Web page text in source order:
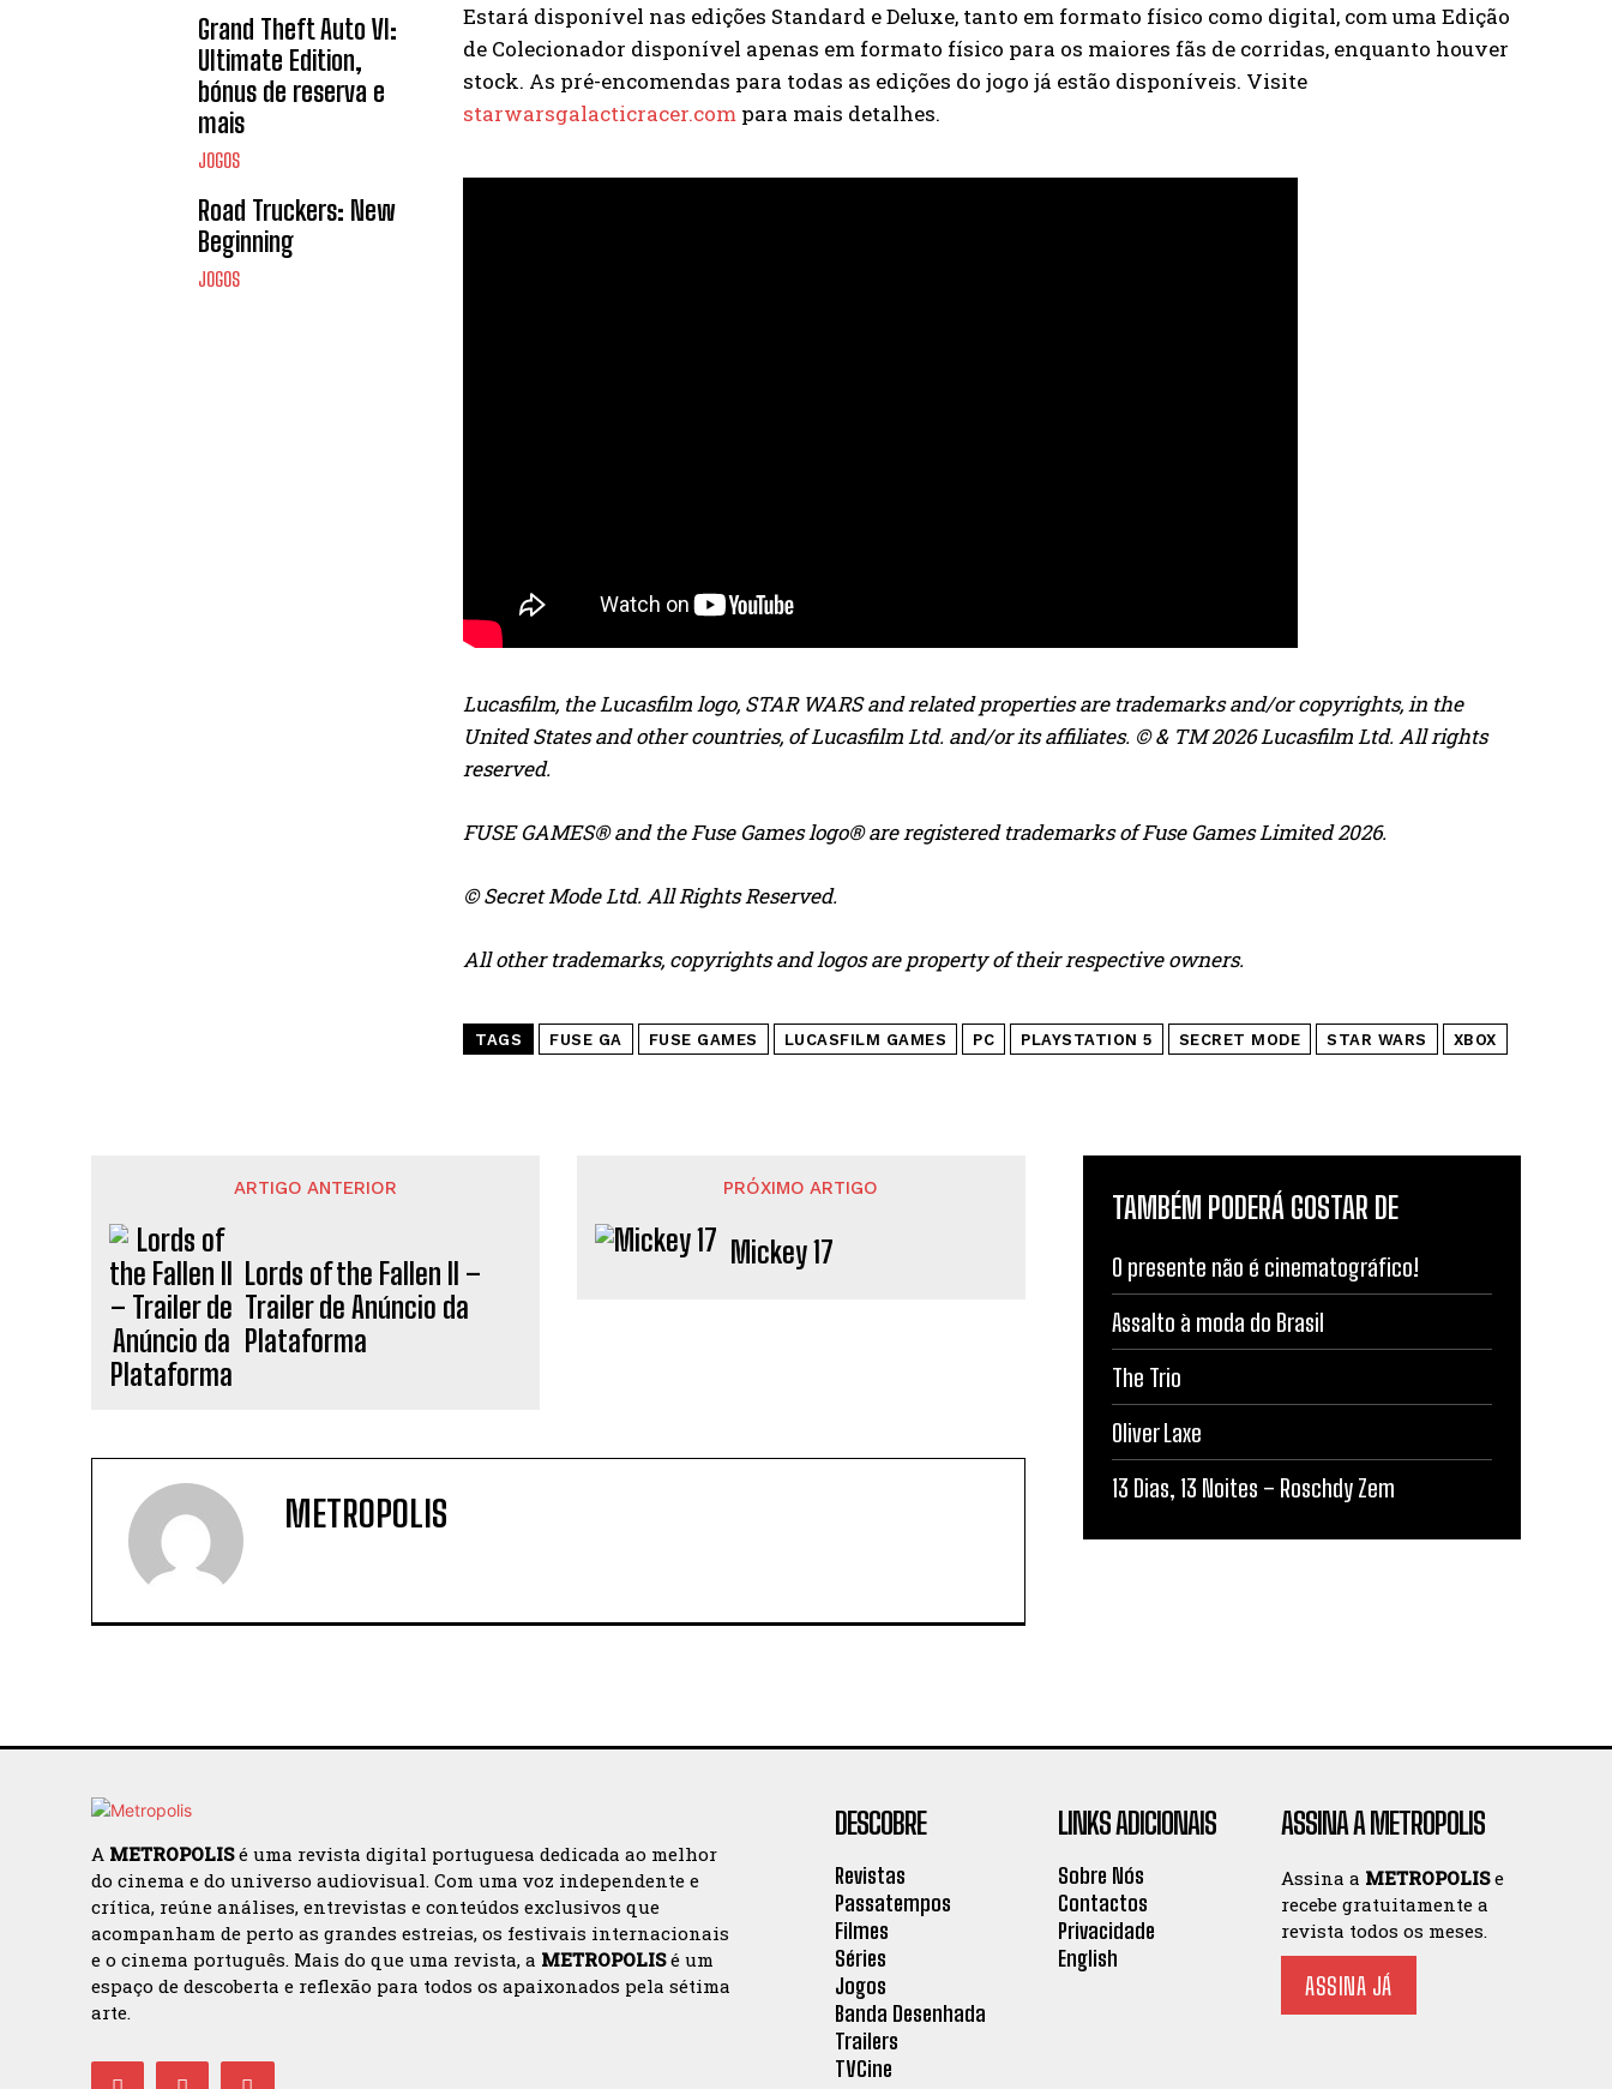
Grand Theft Auto VI:
Ultimate Edition,
bónus de reserva e
mais
JOGOS
Road Truckers: New
Beginning
JOGOS
Estará disponível nas edições Standard e Deluxe, tanto em formato físico como digital, com uma Edição
de Colecionador disponível apenas em formato físico para os maiores fãs de corridas, enquanto houver
stock. As pré-encomendas para todas as edições do jogo já estão disponíveis. Visite
starwarsgalacticracer.com para mais detalhes.
Lucasfilm, the Lucasfilm logo, STAR WARS and related properties are trademarks and/or copyrights, in the
United States and other countries, of Lucasfilm Ltd. and/or its affiliates. © & TM 2026 Lucasfilm Ltd. All rights
reserved.
FUSE GAMES® and the Fuse Games logo® are registered trademarks of Fuse Games Limited 2026.
© Secret Mode Ltd. All Rights Reserved.
All other trademarks, copyrights and logos are property of their respective owners.
TAGS FUSE GA FUSE GAMES LUCASFILM GAMES PC PLAYSTATION 5 SECRET MODE STAR WARS XBOX
ARTIGO ANTERIOR
Lords of the Fallen II –
Trailer de Anúncio da
Plataforma
PRÓXIMO ARTIGO
Mickey 17
METROPOLIS
TAMBÉM PODERÁ GOSTAR DE
O presente não é cinematográfico!
Assalto à moda do Brasil
The Trio
Oliver Laxe
13 Dias, 13 Noites – Roschdy Zem
A METROPOLISé uma revista digital portuguesa dedicada ao melhor
do cinema e do universo audiovisual. Com uma voz independente e
crítica, reúne análises, entrevistas e conteúdos exclusivos que
acompanham de perto as grandes estreias, os festivais internacionais
e o cinema português. Mais do que uma revista, a METROPOLISé um
espaço de descoberta e reflexão para todos os apaixonados pela sétima
arte.
DESCOBRE
Revistas
Passatempos
Filmes
Séries
Jogos
Banda Desenhada
Trailers
TVCine
LINKS ADICIONAIS
Sobre Nós
Contactos
Privacidade
English
ASSINA A METROPOLIS
Assina a METROPOLISe
recebe gratuitamente a
revista todos os meses.
ASSINA JÁ